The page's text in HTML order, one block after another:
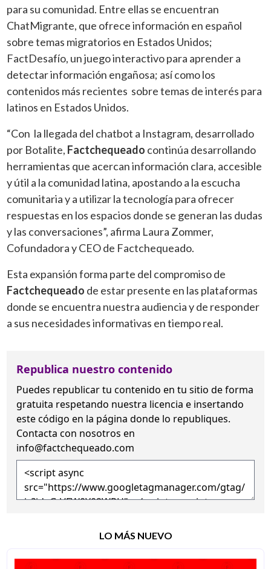
para su comunidad. Entre ellas se encuentran
ChatMigrante, que ofrece información en español
sobre temas migratorios en Estados Unidos;
FactDesafío, un juego interactivo para aprender a
detectar información engañosa; así como los
contenidos más recientes sobre temas de interés para
latinos en Estados Unidos.
“Con la llegada del chatbot a Instagram, desarrollado
por Botalite, Factchequeado continúa desarrollando
herramientas que acercan información clara, accesible
y útil a la comunidad latina, apostando a la escucha
comunitaria y a utilizar la tecnología para ofrecer
respuestas en los espacios donde se generan las dudas
y las conversaciones”, afirma Laura Zommer,
Cofundadora y CEO de Factchequeado.
Esta expansión forma parte del compromiso de
Factchequeado de estar presente en las plataformas
donde se encuentra nuestra audiencia y de responder
a sus necesidades informativas en tiempo real.
Republica nuestro contenido
Puedes republicar tu contenido en tu sitio de forma
gratuita respetando nuestra licencia e insertando
este código en la página donde lo republiques.
Contacta con nosotros en
info@factchequeado.com
LO MÁS NUEVO